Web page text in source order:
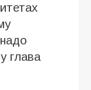
глава